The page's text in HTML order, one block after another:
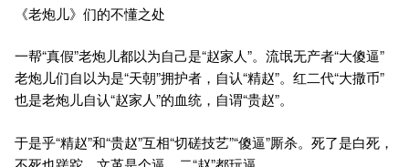
《老炮儿》们的不懂之处
一帮“真假”老炮儿都以为自己是“赵家人”。流氓无产者“大傻逼”
老炮儿们自以为是“天朝”拥护者，自认“精赵”。红二代“大撒币”
也是老炮儿自认“赵家人”的血统，自谓“贵赵”。
于是乎“精赵”和“贵赵”互相“切磋技艺”“傻逼”厮杀。死了是白死，